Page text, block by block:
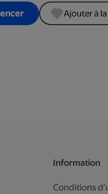
Ajouter à
Information
Conditions